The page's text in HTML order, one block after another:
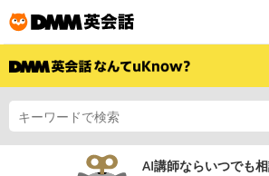
AI講師ならいつでも